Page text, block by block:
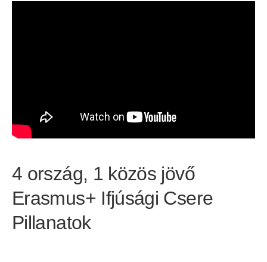
4 ország, 1 közös jövő
Erasmus+ Ifjúsági Csere
Pillanatok